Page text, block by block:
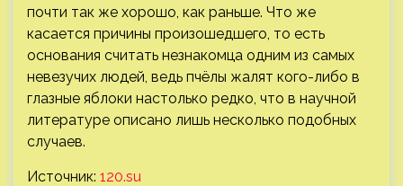
почти так же хорошо, как раньше. Что же
касается причины произошедшего, то есть
основания считать незнакомца одним из самых
невезучих людей, ведь пчёлы жалят кого-либо в
глазные яблоки настолько редко, что в научной
литературе описано лишь несколько подобных
случаев.
Источник: 120.su